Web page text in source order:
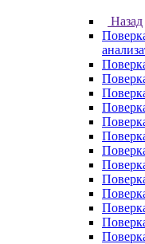
Назад